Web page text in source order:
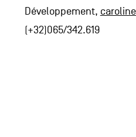
Développement,
(+32)065/342.619